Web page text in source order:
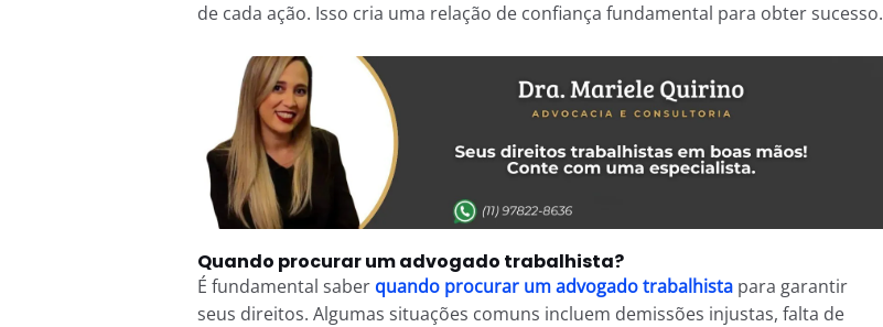
de cada ação. Isso cria uma relação de confiança fundamental para obter sucesso.
Quando procurar um advogado trabalhista?
É fundamental saber quando procurar um advogado trabalhistapara garantir
seus direitos. Algumas situações comuns incluem demissões injustas, falta de